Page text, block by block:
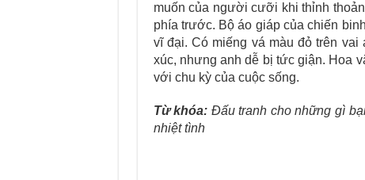
muốn của người cưỡi khi thỉnh
phía trước. Bộ áo giáp của chiến
vĩ đại. Có miếng vá màu đỏ trên vai
xúc, nhưng anh dễ bị tức giận. Hoa
với chu kỳ của cuộc sống.
Từ khóa: Đấu tranh cho những gì
nhiệt tình